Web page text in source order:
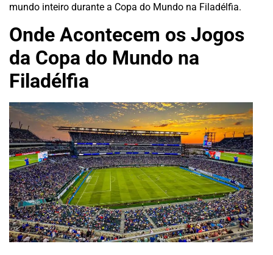
mundo inteiro durante a Copa do Mundo na Filadélfia.
Onde Acontecem os Jogos
da Copa do Mundo na
Filadélfia